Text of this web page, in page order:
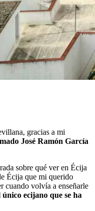
gracias a mi
José Ramón García
sobre qué ver en Écija
Écija que mi querido
cuando volvía a enseñarle
único ecijano que se ha